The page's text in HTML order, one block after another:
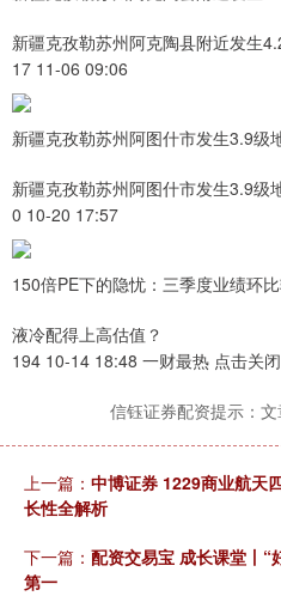
新疆克孜勒苏州阿克陶县附近发生
17 11-06 09:06
新疆克孜勒苏州阿图什市发生3.9级
新疆克孜勒苏州阿图什市发生3.9级
0 10-20 17:57
150倍PE下的隐忧：三季度业绩环
液冷配得上高估值？
194 10-14 18:48 一财最热 点击关闭
信钰证券配资提示：文
上一篇： 中博证券 1229商业航天
长性全解析
下一篇： 配资交易宝 成长课堂丨“
第一